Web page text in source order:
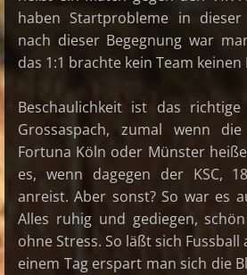
haben Startprobleme in
nach dieser Begegnung war
das 1:1 brachte kein Team
Beschaulichkeit ist das
Grossaspach, zumal wenn
Fortuna Köln oder Münster
es, wenn dagegen der KSC,
anreist. Aber sonst? So war es
Alles ruhig und gediegen,
ohne Stress. So läßt sich
einem Tag erspart man sich die